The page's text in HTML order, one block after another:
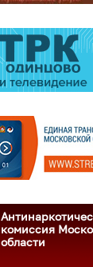
комиссия
области